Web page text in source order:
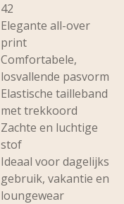
42
Elegante all-over
print
Comfortabele,
losvallende pasvorm
Elastische tailleband
met trekkoord
Zachte en luchtige
stof
Ideaal voor dagelijks
gebruik, vakantie en
loungewear